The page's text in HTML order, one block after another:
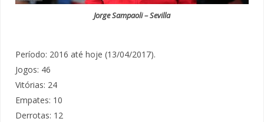
Jorge Sampaoli – Sevilla
Período: 2016 até hoje (13/04/2017).
Jogos: 46
Vitórias: 24
Empates: 10
Derrotas: 12